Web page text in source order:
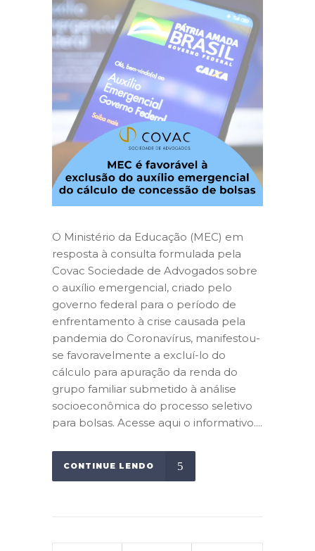
O Ministério da Educação (MEC) em
resposta à consulta formulada pela
Covac Sociedade de Advogados sobre
o auxílio emergencial, criado pelo
governo federal para o período de
enfrentamento à crise causada pela
pandemia do Coronavírus, manifestou-
se favoravelmente a excluí-lo do
cálculo para apuração da renda do
grupo familiar submetido à análise
socioeconômica do processo seletivo
para bolsas. Acesse aqui o informativo....
CONTINUE LENDO